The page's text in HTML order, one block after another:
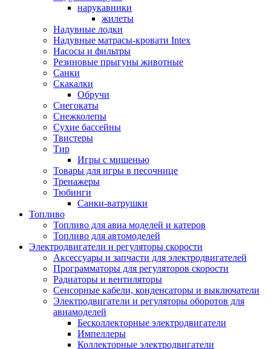
нарукавники
жилеты
Надувные лодки
Надувные матрасы-кровати Intex
Насосы и фильтры
Резиновые прыгуны животные
Санки
Скакалки
Обручи
Снегокаты
Снежколепы
Сухие бассейны
Твистеры
Тир
Игры с мишенью
Товары для игры в песочнице
Тренажеры
Тюбинги
Санки-ватрушки
Топливо
Топливо для авиа моделей и катеров
Топливо для автомоделей
Электродвигатели и регуляторы скорости
Аксессуары и запчасти для электродвигателей
Программаторы для регуляторов скорости
Радиаторы и вентиляторы
Сенсорные кабели, конденсаторы и выключатели
Электродвигатели и регуляторы оборотов для
авиамоделей
Бесколлекторные электродвигатели
Импеллеры
Коллекторные электродвигатели